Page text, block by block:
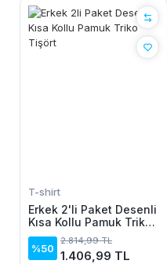
T-shirt
Erkek 2'li Paket Desenli
Kısa Kollu Pamuk Triko
Tişört
%50
2.814,99 TL
1.406,99 TL